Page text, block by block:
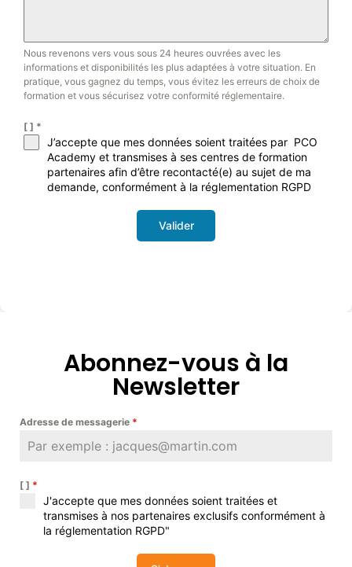
Nous revenons vers vous sous 24 heures ouvrées avec les
informations et disponibilités les plus adaptées à votre situation. En
pratique, vous gagnez du temps, vous évitez les erreurs de choix de
formation et vous sécurisez votre conformité réglementaire.
[ ] *
J’accepte que mes données soient traitées par PCO
Academy et transmises à ses centres de formation
partenaires afin d’être recontacté(e) au sujet de ma
demande, conformément à la réglementation RGPD
Valider
Abonnez-vous à la
Newsletter
Adresse de messagerie *
[ ] *
J'accepte que mes données soient traitées et
transmises à nos partenaires exclusifs conformément à
la réglementation RGPD"